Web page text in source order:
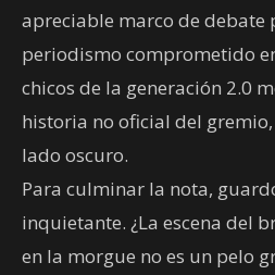
apreciable marco de debate
periodismo comprometido
chicos de la generación 2.0
historia no oficial del
lado oscuro.
Para culminar la nota,
inquietante. ¿La escena del
en la morgue no es un pelo